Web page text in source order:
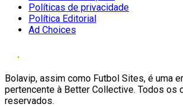
Políticas de privacidade
Política Editorial
Ad Choices
Bolavip, assim como Futbol Sites, é uma
pertencente à Better Collective. Todos os
reservados.